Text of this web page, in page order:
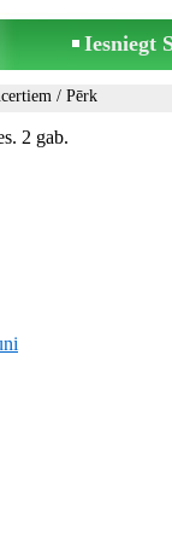
Iesniegt
/ Pērk
2 gab.